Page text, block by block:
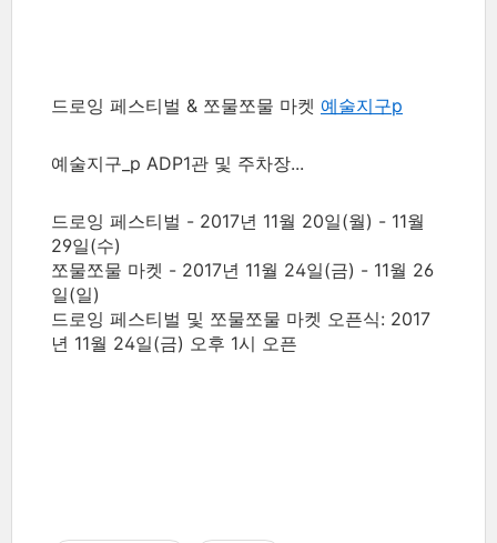
드로잉 페스티벌 & 쪼물쪼물 마켓 예술지구p
예술지구_p ADP1관 및 주차장...
드로잉 페스티벌 - 2017년 11월 20일(월) - 11월
29일(수)
쪼물쪼물 마켓 - 2017년 11월 24일(금) - 11월 26
일(일)
드로잉 페스티벌 및 쪼물쪼물 마켓 오픈식: 2017
년 11월 24일(금) 오후 1시 오픈